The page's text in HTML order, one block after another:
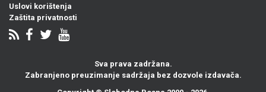
Uslovi korištenja
Zaštita privatnosti
Sva prava zadržana.
Zabranjeno preuzimanje sadržaja bez dozvole izdavača.